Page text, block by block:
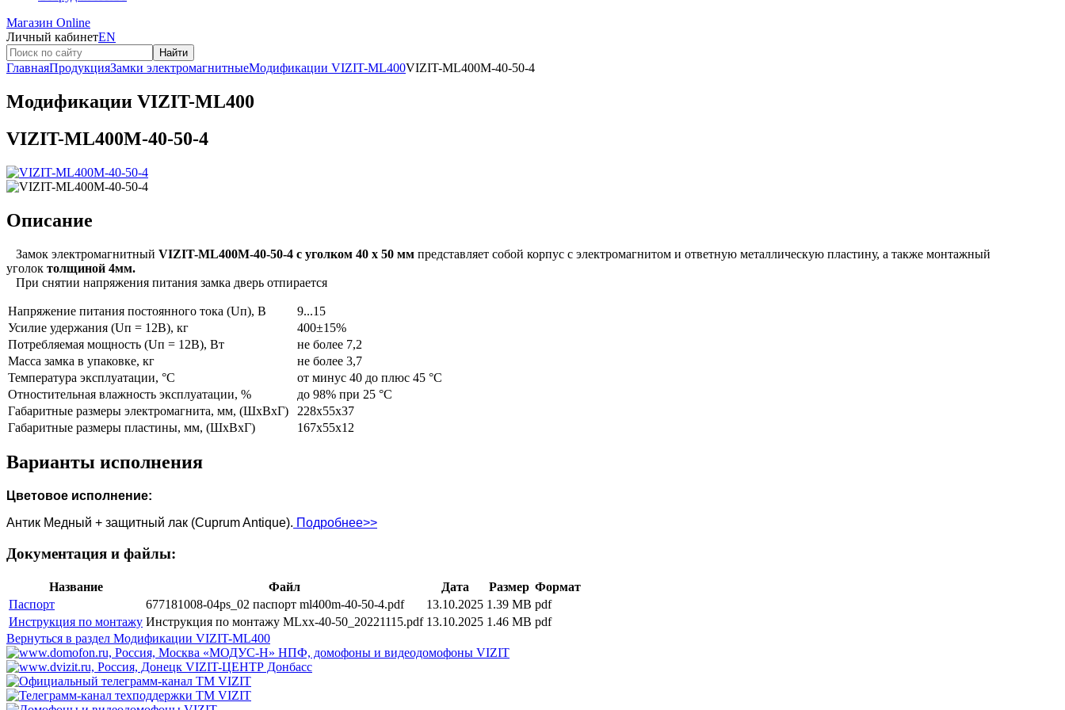
Магазин Online
Личный кабинетEN
Найти
ГлавнаяПродукцияЗамки электромагнитныеМодификации VIZIT-ML400VIZIT-ML400М-40-50-4
Модификации VIZIT-ML400
VIZIT-ML400М-40-50-4
Описание
Замок электромагнитный VIZIT-ML400М-40-50-4 с уголком 40 х 50 мм представляет собой корпус с электромагнитом и ответную металлическую пластину, а также монтажный
уголок толщиной 4мм.
При снятии напряжения питания замка дверь отпирается
Напряжение питания постоянного тока (Uп), В
9...15
Усилие удержания (Uп = 12В), кг
400±15%
Потребляемая мощность (Uп = 12В), Вт
не более 7,2
Масса замка в упаковке, кг
не более 3,7
Температура эксплуатации, °C
от минус 40 до плюс 45 °C
Отностительная влажность эксплуатации, %
до 98% при 25 °C
Габаритные размеры электромагнита, мм, (ШхВхГ)
228х55х37
Габаритные размеры пластины, мм, (ШхВхГ)
167х55х12
Варианты исполнения
Цветовое исполнение:
Антик Медный + защитный лак (Cuprum Antique). Подробнее>>
Документация и файлы:
Название Файл Дата Размер Формат
Паспорт
677181008-04ps_02 паспорт ml400m-40-50-4.pdf 13.10.2025 1.39 MB pdf
Инструкция по монтажу Инструкция по монтажу MLxx-40-50_20221115.pdf 13.10.2025 1.46 MB pdf
Вернуться в раздел Модификации VIZIT-ML400